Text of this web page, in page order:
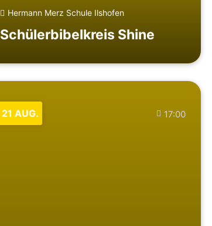
Hermann Merz Schule Ilshofen
Schülerbibelkreis Shine
21 AUG. 17:00